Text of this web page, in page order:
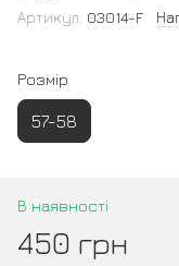
Артикул: 03014-F
Розмір
57-58
В наявності
450 грн